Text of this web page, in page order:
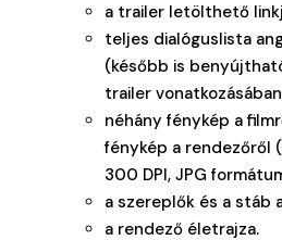
a trailer letölthető
teljes dialóguslista
(később is
trailer
néhány fénykép a
fénykép a rendezőről
300 DPI, JPG
a szereplők és a stáb
a rendező életrajza.